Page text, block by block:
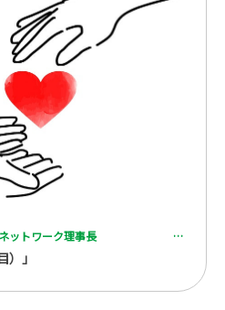
認定NPO法人NPO会計税務家ネットワーク理事長 一般社団法人 全国レガシーギフト協会理事 税理士 脇坂 誠也
）」